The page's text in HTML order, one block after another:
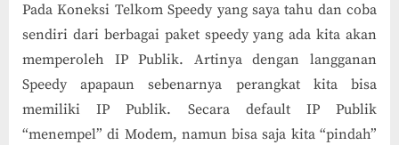
Pada Koneksi Telkom Speedy yang saya tahu dan coba
sendiri dari berbagai paket speedy yang ada kita akan
memperoleh IP Publik. Artinya dengan langganan
Speedy apapaun sebenarnya perangkat kita bisa
memiliki IP Publik. Secara default IP Publik
“menempel” di Modem, namun bisa saja kita “pindah”